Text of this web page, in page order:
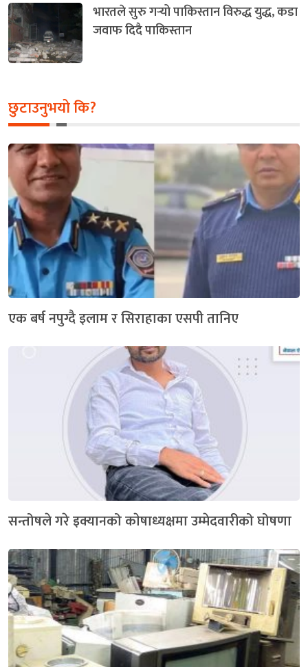
भारतले सुरु गर्‍यो पाकिस्तान विरुद्ध युद्ध, कडा
जवाफ दिदै पाकिस्तान
छुटाउनुभयो कि?
एक बर्ष नपुग्दै इलाम र सिराहाका एसपी तानिए
सन्तोषले गरे इक्यानको काेषाध्यक्षमा उम्मेदवारीको घोषणा